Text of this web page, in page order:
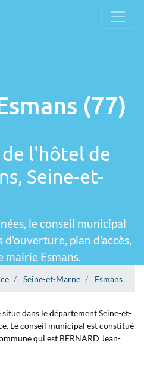
(77)
l'hôtel de
Seine-et-
le conseil municipal
d'ouverture, plan d'accès,
Esmans.
Seine-et-Marne Esmans
situe dans le département Seine-et-
Le conseil municipal est constitué
qui est BERNARD Jean-